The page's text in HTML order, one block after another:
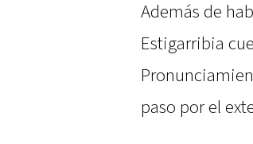
Además de
Estigarribia
paso por el